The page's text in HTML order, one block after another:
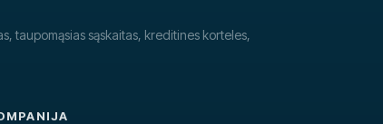
taupomąsias sąskaitas, kreditines korteles,